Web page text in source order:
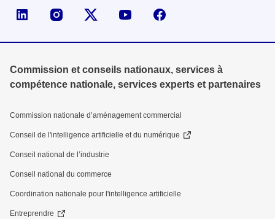
Page LinkedIn de la DGECompte X (ex-Twitter) de la DGE
Commission et conseils nationaux, services à
compétence nationale, services experts et partenaires
Commission nationale d’aménagement commercial
Conseil de l'intelligence artificielle et du numérique
Conseil national de l’industrie
Conseil national du commerce
Coordination nationale pour l'intelligence artificielle
Entreprendre